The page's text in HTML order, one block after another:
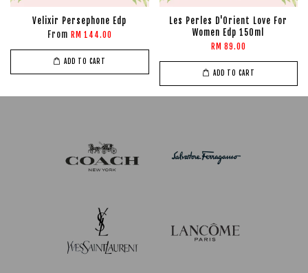
Velixir Persephone Edp
From RM 144.00
ADD TO CART
Les Perles D'Orient Love For
Women Edp 150ml
RM 89.00
ADD TO CART